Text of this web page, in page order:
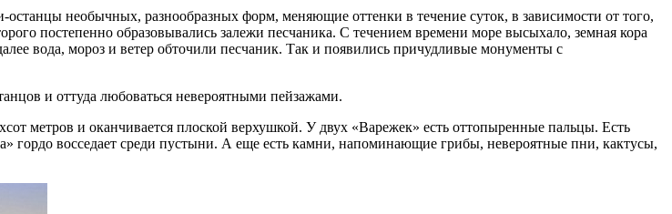
необычных, разнообразных форм, меняющие оттенки в течение суток, в зависимости от того,
постепенно образовывались залежи песчаника. С течением времени море высыхало, земная кора
вода, мороз и ветер обточили песчаник. Так и появились причудливые монументы с
и оттуда любоваться невероятными пейзажами.
метров и оканчивается плоской верхушкой. У двух «Варежек» есть оттопыренные пальцы. Есть
гордо восседает среди пустыни. А еще есть камни, напоминающие грибы, невероятные пни, кактусы,